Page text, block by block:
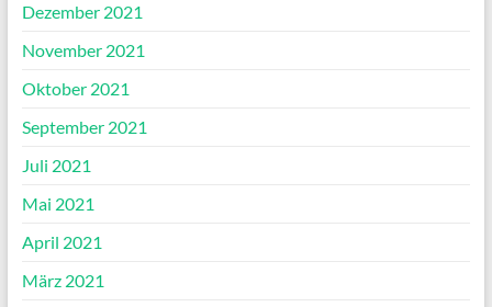
Dezember 2021
November 2021
Oktober 2021
September 2021
Juli 2021
Mai 2021
April 2021
März 2021